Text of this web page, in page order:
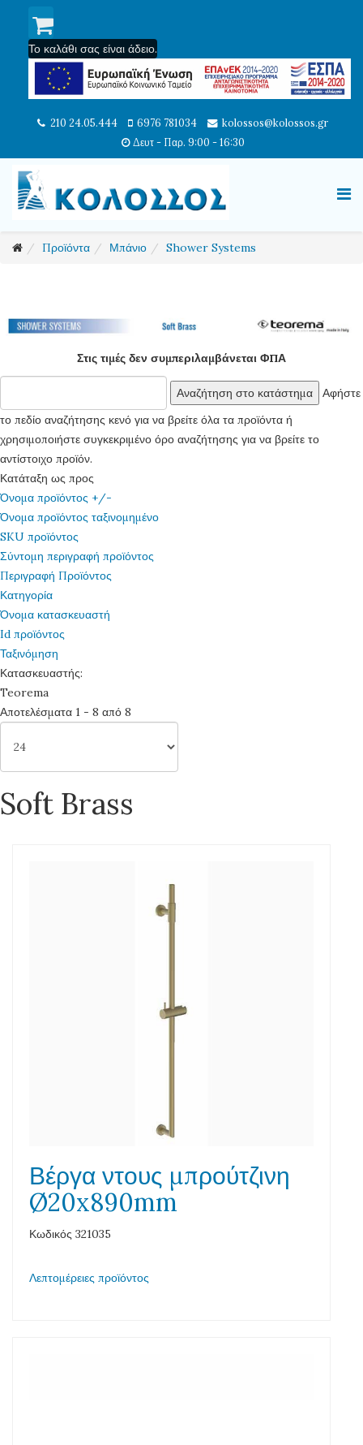
Το καλάθι σας είναι άδειο.
210 24.05.444 6976 781034
kolossos@kolossos.gr
Δευτ - Παρ. 9:00 - 16:30
Προϊόντα Μπάνιο Shower Systems
Στις τιμές δεν συμπεριλαμβάνεται ΦΠΑ
Αφήστε
το πεδίο αναζήτησης κενό για να βρείτε όλα τα προϊόντα ή
χρησιμοποιήστε συγκεκριμένο όρο αναζήτησης για να βρείτε το
αντίστοιχο προϊόν.
Κατάταξη ως προς
Όνομα προϊόντος +/-
Όνομα προϊόντος ταξινομημένο
SKU προϊόντος
Σύντομη περιγραφή προϊόντος
Περιγραφή Προϊόντος
Κατηγορία
Όνομα κατασκευαστή
Id προϊόντος
Ταξινόμηση
Κατασκευαστής:
Teorema
Αποτελέσματα 1 - 8 από 8
Soft Brass
Βέργα ντους μπρούτζινη
Ø20x890mm
Κωδικός 321035
Λεπτομέρειες προϊόντος